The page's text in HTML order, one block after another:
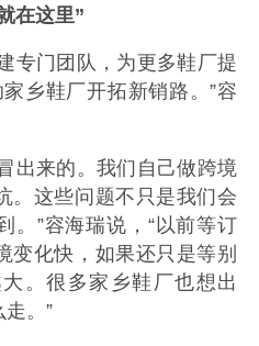
在这里”
专门团队，为更多鞋厂提
乡鞋厂开拓新销路。”容
出来的。我们自己做跨境
。这些问题不只是我们会
。”容海瑞说，“以前等订
变化快，如果还只是等别
。很多家乡鞋厂也想出
。”